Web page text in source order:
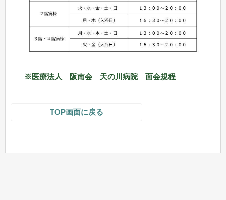
※医療法人 阪南会 天の川病院 面会規程
TOP画面に戻る